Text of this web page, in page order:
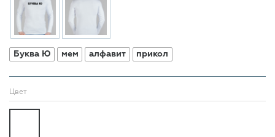
Буква Ю мем алфавит прикол
Цвет